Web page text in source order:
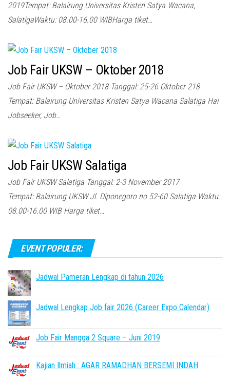
2019Tempat: Balairung Universitas Kristen Satya Wacana,
SalatigaWaktu: 08.00-16.00 WIBHarga tiket…
Job Fair UKSW – Oktober 2018
Job Fair UKSW – Oktober 2018 Tanggal: 25-26 Oktober 218
Tempat: Balairung Universitas Kristen Satya Wacana Salatiga Hai
Jobseeker, Job…
Job Fair UKSW Salatiga
Job Fair UKSW Salatiga Tanggal: 2-3 November 2017
Tempat: Balairung UKSW Jl. Diponegoro no 52-60 Salatiga Waktu:
08.00-16.00 WIB Harga tiket…
EVENT POPULER:
Jadwal Pameran Lengkap di tahun 2026
Jadwal Lengkap Job fair 2026 (Career Expo Calendar)
Job Fair Mangga 2 Square – Juni 2019
Kajian Ilmiah : AGAR RAMADHAN BERSEMI INDAH